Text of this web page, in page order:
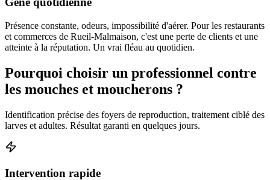
Présence constante, odeurs, impossibilité d'aérer. Pour les restaurants
et commerces de Rueil-Malmaison, c'est une perte de clients et une
atteinte à la réputation. Un vrai fléau au quotidien.
Pourquoi choisir un professionnel contre
les mouches et moucherons ?
Identification précise des foyers de reproduction, traitement ciblé des
larves et adultes. Résultat garanti en quelques jours.
Intervention rapide